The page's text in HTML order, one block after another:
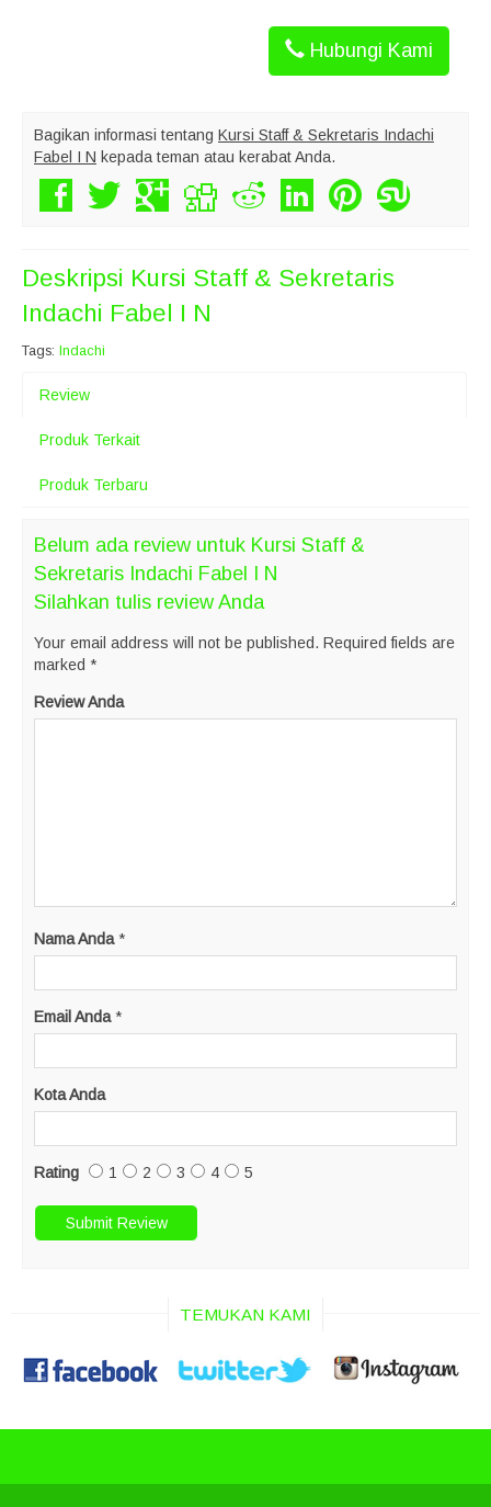
Hubungi Kami
Bagikan informasi tentang Kursi Staff & Sekretaris Indachi
Fabel I N kepada teman atau kerabat Anda.
Deskripsi Kursi Staff & Sekretaris
Indachi Fabel I N
Tags: Indachi
Review
Produk Terkait
Produk Terbaru
Belum ada review untuk Kursi Staff &
Sekretaris Indachi Fabel I N
Silahkan tulis review Anda
Your email address will not be published. Required fields are
marked *
Review Anda
Nama Anda *
Email Anda *
Kota Anda
Rating 1 2 3 4 5
TEMUKAN KAMI